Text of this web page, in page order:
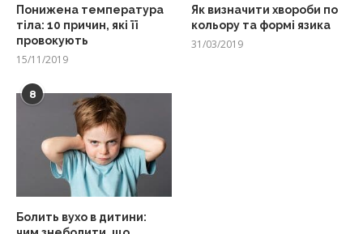
Понижена температура
тіла: 10 причин, які її
провокують
15/11/2019
Як визначити хвороби по
кольору та формі язика
31/03/2019
8
Болить вухо в дитини: